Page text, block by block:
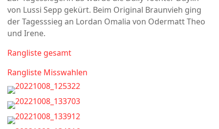
von Lussi Sepp gekürt. Beim Original Braunvieh ging
der Tagesssieg an Lordan Omalia von Odermatt Theo
und Irene.
Rangliste gesamt
Rangliste Misswahlen